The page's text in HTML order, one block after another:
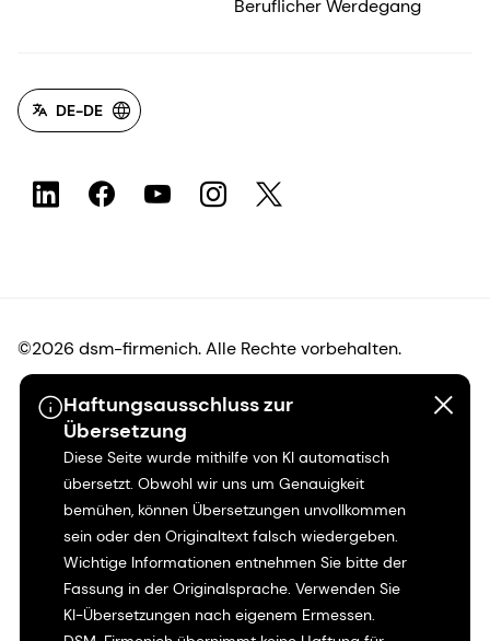
Haftungsausschluss zur
Übersetzung
Diese Seite wurde mithilfe von KI automatisch
übersetzt. Obwohl wir uns um Genauigkeit
bemühen, können Übersetzungen unvollkommen
sein oder den Originaltext falsch wiedergeben.
Wichtige Informationen entnehmen Sie bitte der
Fassung in der Originalsprache. Verwenden Sie
KI-Übersetzungen nach eigenem Ermessen.
Beruflicher Werdegang
DE-DE
©2026 dsm-firmenich. Alle Rechte vorbehalten.
Hinweis zum Datenschutz
Bedingungen für die Nutzung
Bedingungen und Konditionen
Kalifornien-Transparenz
Erklärung zur Zugänglichkeit